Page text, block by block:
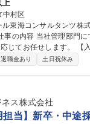
中村区
式会社 求人名 【名古屋/人事(中途採用/労務)】JR東海グル
事課は全部で約10名。経験豊富な先輩社員がフォローしま
微経験の方でも安心くだ
退職金あり 土日祝休み
ス株式会社
担当】新卒・中途